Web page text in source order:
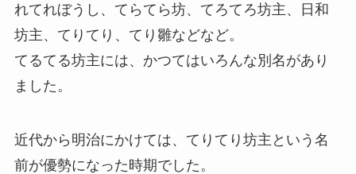
れてれぼうし、てらてら坊、てろてろ坊主、日和
坊主、てりてり、てり雛などなど。
てるてる坊主には、かつてはいろんな別名があり
ました。
近代から明治にかけては、てりてり坊主という名
前が優勢になった時期でした。